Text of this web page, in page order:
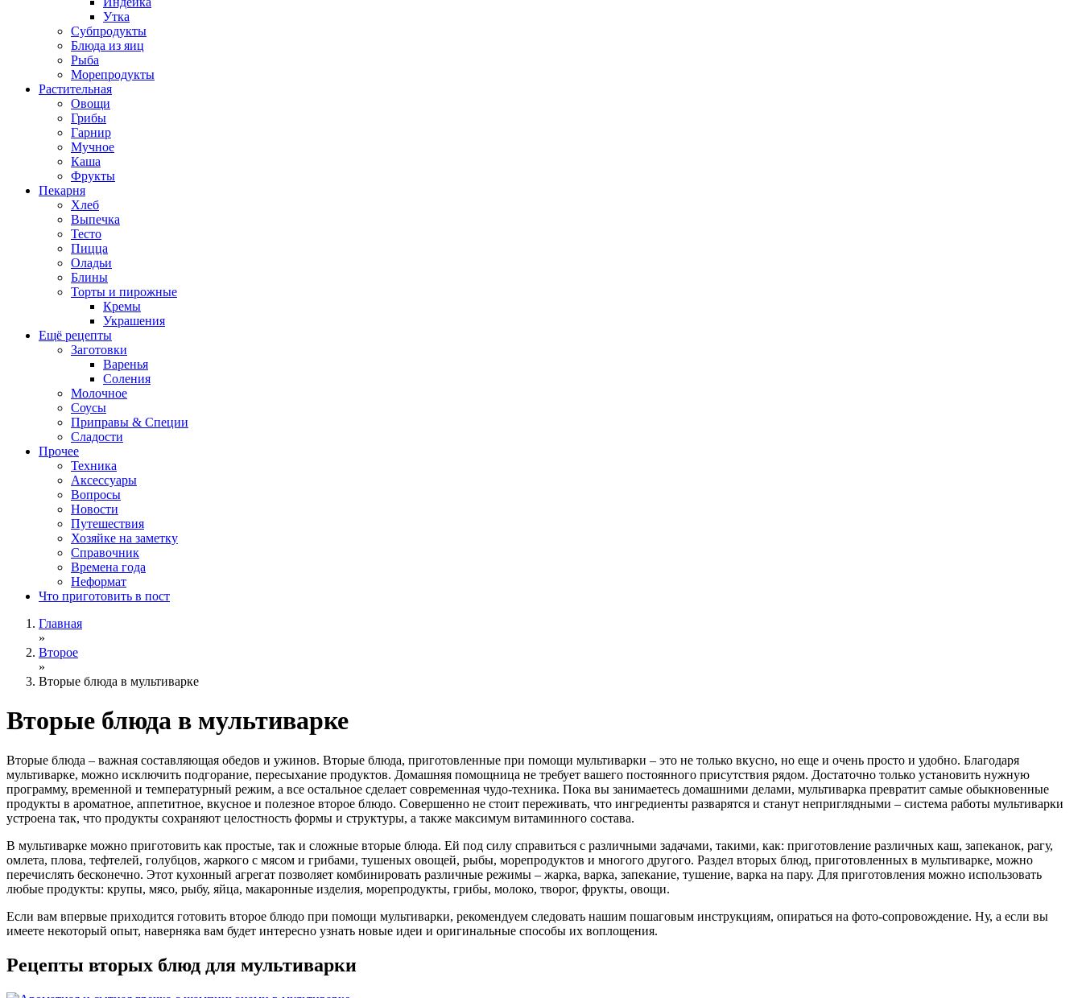
Утка
Субпродукты
Блюда из яиц
Рыба
Морепродукты
Растительная
Овощи
Грибы
Гарнир
Мучное
Каша
Фрукты
Пекарня
Хлеб
Выпечка
Тесто
Пицца
Оладьи
Блины
Торты и пирожные
Кремы
Украшения
Ещё рецепты
Заготовки
Варенья
Соления
Молочное
Соусы
Приправы & Специи
Сладости
Прочее
Техника
Аксессуары
Вопросы
Новости
Путешествия
Хозяйке на заметку
Справочник
Времена года
Неформат
Что приготовить в пост
Главная
»
Второе
»
Вторые блюда в мультиварке
Вторые блюда в мультиварке
Вторые блюда – важная составляющая обедов и ужинов. Вторые блюда, приготовленные при помощи мультиварки – это не только вкусно, но еще и очень просто и удобно. Благодаря
мультиварке, можно исключить подгорание, пересыхание продуктов. Домашняя помощница не требует вашего постоянного присутствия рядом. Достаточно только установить нужную
программу, временной и температурный режим, а все остальное сделает современная чудо-техника. Пока вы занимаетесь домашними делами, мультиварка превратит самые обыкновенные
продукты в ароматное, аппетитное, вкусное и полезное второе блюдо. Совершенно не стоит переживать, что ингредиенты разварятся и станут неприглядными – система работы мультиварки
устроена так, что продукты сохраняют целостность формы и структуры, а также максимум витаминного состава.
В мультиварке можно приготовить как простые, так и сложные вторые блюда. Ей под силу справиться с различными задачами, такими, как: приготовление различных каш, запеканок, рагу,
омлета, плова, тефтелей, голубцов, жаркого с мясом и грибами, тушеных овощей, рыбы, морепродуктов и многого другого. Раздел вторых блюд, приготовленных в мультиварке, можно
перечислять бесконечно. Этот кухонный агрегат позволяет комбинировать различные режимы – жарка, варка, запекание, тушение, варка на пару. Для приготовления можно использовать
любые продукты: крупы, мясо, рыбу, яйца, макаронные изделия, морепродукты, грибы, молоко, творог, фрукты, овощи.
Если вам впервые приходится готовить второе блюдо при помощи мультиварки, рекомендуем следовать нашим пошаговым инструкциям, опираться на фото-сопровождение. Ну, а если вы
имеете некоторый опыт, наверняка вам будет интересно узнать новые идеи и оригинальные способы их воплощения.
Рецепты вторых блюд для мультиварки